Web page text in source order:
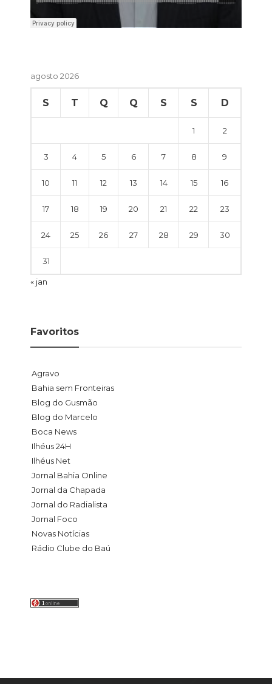
agosto 2026
S T Q Q S S D
1 2
3 4 5 6 7 8 9
10 11 12 13 14 15 16
17 18 19 20 21 22 23
24 25 26 27 28 29 30
31
« jan
Favoritos
Agravo
Bahia sem Fronteiras
Blog do Gusmão
Blog do Marcelo
Boca News
Ilhéus 24H
Ilhéus Net
Jornal Bahia Online
Jornal da Chapada
Jornal do Radialista
Jornal Foco
Novas Notícias
Rádio Clube do Baú